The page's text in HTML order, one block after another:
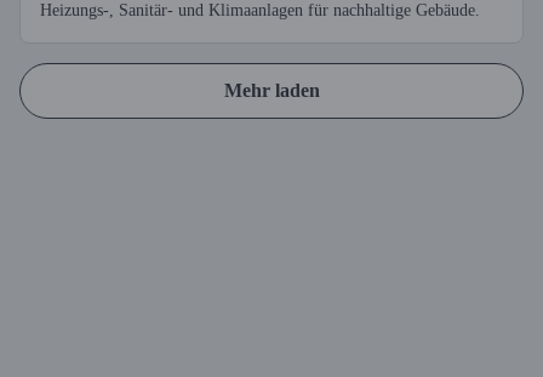
Heizungs-, Sanitär- und Klimaanlagen für nachhaltige Gebäude.
Mehr laden